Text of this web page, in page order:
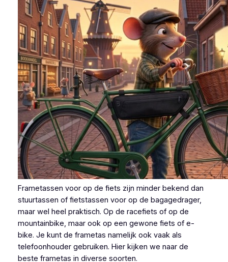
Frametassen voor op de fiets zijn minder bekend dan
stuurtassen of fietstassen voor op de bagagedrager,
maar wel heel praktisch. Op de racefiets of op de
mountainbike, maar ook op een gewone fiets of e-
bike. Je kunt de frametas namelijk ook vaak als
telefoonhouder gebruiken. Hier kijken we naar de
beste frametas in diverse soorten.